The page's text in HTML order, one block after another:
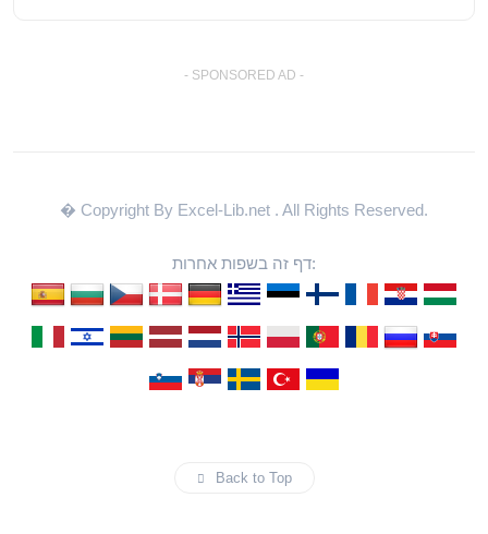
- SPONSORED AD -
� Copyright By Excel-Lib.net . All Rights Reserved.
דף זה בשפות אחרות:
Back to Top